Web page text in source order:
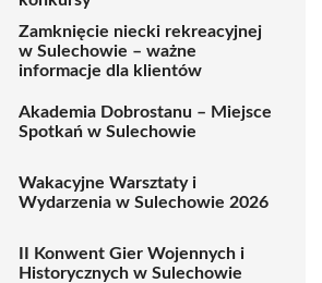
Zamknięcie niecki rekreacyjnej
w Sulechowie – ważne
informacje dla klientów
Akademia Dobrostanu – Miejsce
Spotkań w Sulechowie
Wakacyjne Warsztaty i
Wydarzenia w Sulechowie 2026
II Konwent Gier Wojennych i
Historycznych w Sulechowie